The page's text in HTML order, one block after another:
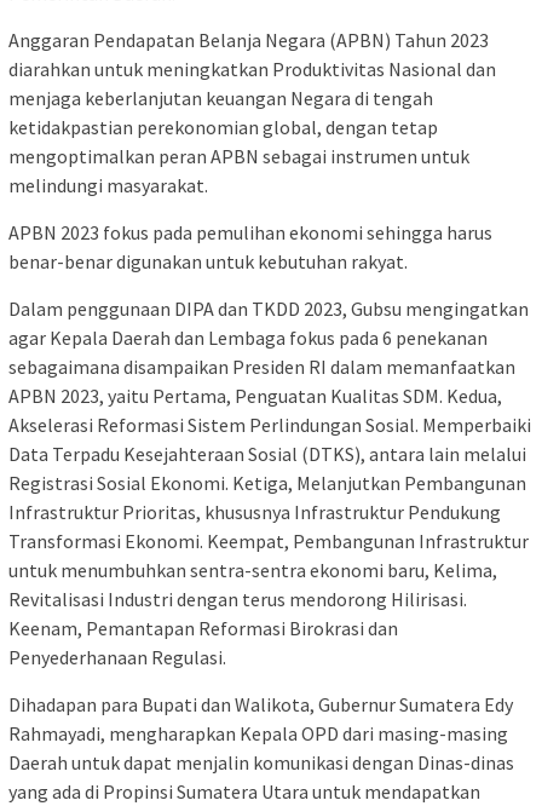
Anggaran Pendapatan Belanja Negara (APBN) Tahun 2023
diarahkan untuk meningkatkan Produktivitas Nasional dan
menjaga keberlanjutan keuangan Negara di tengah
ketidakpastian perekonomian global, dengan tetap
mengoptimalkan peran APBN sebagai instrumen untuk
melindungi masyarakat.
APBN 2023 fokus pada pemulihan ekonomi sehingga harus
benar-benar digunakan untuk kebutuhan rakyat.
Dalam penggunaan DIPA dan TKDD 2023, Gubsu mengingatkan
agar Kepala Daerah dan Lembaga fokus pada 6 penekanan
sebagaimana disampaikan Presiden RI dalam memanfaatkan
APBN 2023, yaitu Pertama, Penguatan Kualitas SDM. Kedua,
Akselerasi Reformasi Sistem Perlindungan Sosial. Memperbaiki
Data Terpadu Kesejahteraan Sosial (DTKS), antara lain melalui
Registrasi Sosial Ekonomi. Ketiga, Melanjutkan Pembangunan
Infrastruktur Prioritas, khususnya Infrastruktur Pendukung
Transformasi Ekonomi. Keempat, Pembangunan Infrastruktur
untuk menumbuhkan sentra-sentra ekonomi baru, Kelima,
Revitalisasi Industri dengan terus mendorong Hilirisasi.
Keenam, Pemantapan Reformasi Birokrasi dan
Penyederhanaan Regulasi.
Dihadapan para Bupati dan Walikota, Gubernur Sumatera Edy
Rahmayadi, mengharapkan Kepala OPD dari masing-masing
Daerah untuk dapat menjalin komunikasi dengan Dinas-dinas
yang ada di Propinsi Sumatera Utara untuk mendapatkan